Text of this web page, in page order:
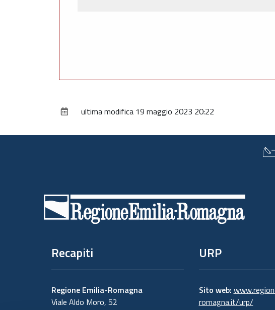
ultima modifica 19 maggio 2023 20:22
Recapiti
Regione Emilia-Romagna
Viale Aldo Moro, 52
URP
Sito web:
romagna.it/urp/